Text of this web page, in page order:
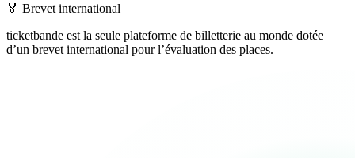
🏅 Brevet international
ticketbande est la seule plateforme de billetterie au monde dotée
d’un brevet international pour l’évaluation des places.